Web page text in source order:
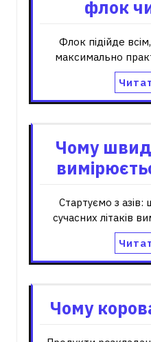
флок
Флок підійде
максимально
Чому
Стартуємо з азів:
сучасних літаків
Чому